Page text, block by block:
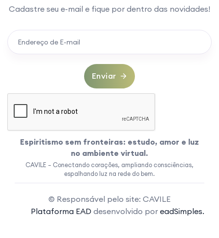
Cadastre seu e-mail e fique por dentro das novidades!
Enviar
Espiritismo sem fronteiras: estudo, amor e luz
no ambiente virtual.
CAVILE – Conectando corações, ampliando consciências,
espalhando luz na rede do bem.
© Responsável pelo site: CAVILE
Plataforma EAD desenvolvido por eadSimples.